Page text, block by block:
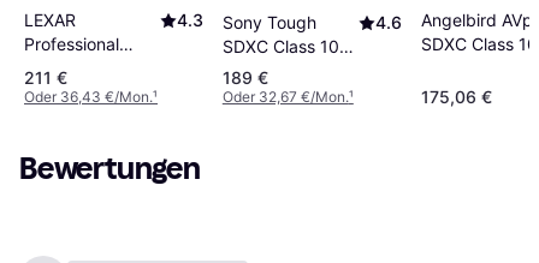
LEXAR
Professional
SDXC Class 10
UHS-II U3 V90
4.3
211 €
Oder 36,43 €/Mon.¹
Sony Tough
SDXC Class 10
UHS-II U3 V90
300/299MB/s
4.6
189 €
Oder 32,67 €/Mon.¹
Angelbird
SDXC Class
/ s 128GB
175,06 €
Bewertungen